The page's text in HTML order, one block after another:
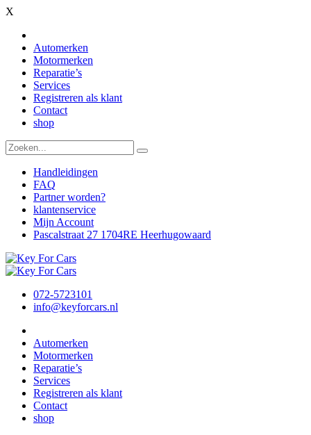
X
Automerken
Motormerken
Reparatie’s
Services
Registreren als klant
Contact
shop
Handleidingen
FAQ
Partner worden?
klantenservice
Mijn Account
Pascalstraat 27 1704RE Heerhugowaard
072-5723101
info@keyforcars.nl
Automerken
Motormerken
Reparatie’s
Services
Registreren als klant
Contact
shop